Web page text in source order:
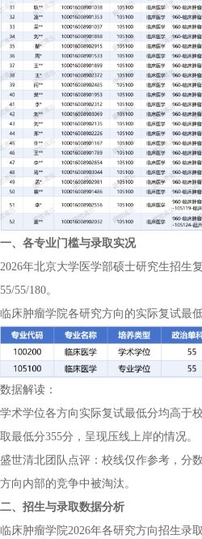
一、各专业门槛与录取实况
2026年北京大学医学部硕士研究生招生
55/55/180。
临床肿瘤学院各研究方向的实际复试最
数据解读：
学术学位各方向实际复试最低分均高于
取最低分355分，呈现压线上岸的情况。
盛世清北团队点评：校线仅作参考，分
方向内部的竞争中被淘汰。
二、招生与录取数据分析
临床肿瘤学院2026年各研究方向招生录